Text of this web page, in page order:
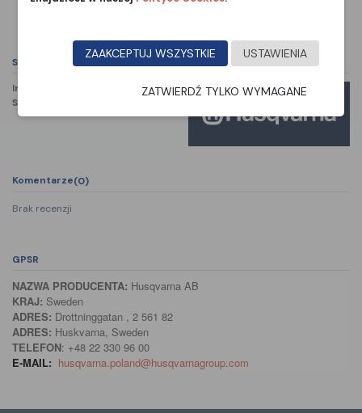
Szczegóły produktu
Indeks
Stan:
Komentarze(0)
Brak recenzji
GPSR
NAZWA PRODUCENTA: Husqvarna AB
KRAJ: Sweden
ADRES: Drottninggatan , 2 561 82
ADRES: Huskvarna, Sweden
TELEFON: +48 22 330 96 00
E-MAIL: husqvarna.poland@husqvarnagroup.com
USTAWIENIA
ZAAKCEPTUJ WSZYSTKIE
ZATWIERDŹ TYLKO WYMAGANE